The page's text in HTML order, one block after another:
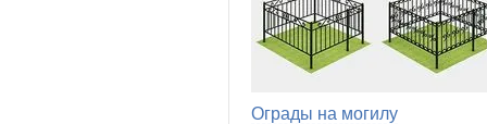
Ограды на могилу